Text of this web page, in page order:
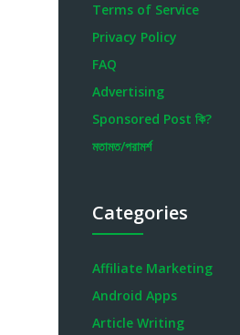
Terms of Service
Privacy Policy
FAQ
Advertising
Sponsored Post কি?
মতামত/পরামর্শ
Categories
Affiliate Marketing
Android Apps
Article Writing